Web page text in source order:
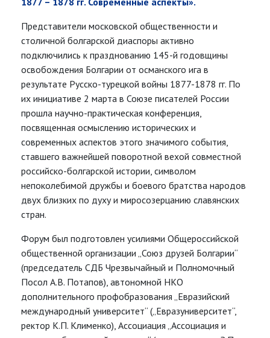
Представители московской общественности и
столичной болгарской диаспоры активно
подключились к празднованию 145-й годовщины
освобождения Болгарии от османского ига в
результате Русско-турецкой войны 1877-1878 гг. По
их инициативе 2 марта в Союзе писателей России
прошла научно-практическая конференция,
посвященная осмыслению исторических и
современных аспектов этого значимого события,
ставшего важнейшей поворотной вехой совместной
российско-болгарской истории, символом
непоколебимой дружбы и боевого братства народов
двух близких по духу и миросозерцанию славянских
стран.
Форум был подготовлен усилиями Общероссийской
общественной организации „Союз друзей Болгарии“
(председатель СДБ Чрезвычайный и Полномочный
Посол А.В. Потапов), автономной НКО
дополнительного профобразования „Евразийский
международный университет“ („Евразуниверситет“,
ректор К.П. Клименко), Ассоциация „Ассоциация и